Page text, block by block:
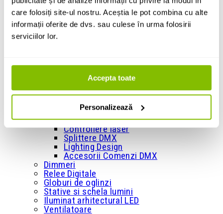
care folosiți site-ul nostru. Aceștia le pot combina cu alte
informații oferite de dvs. sau culese în urma folosirii
serviciilor lor.
Accepta toate
Personalizează
+
Masini de efecte
Masini de spuma
Masini de baloane
Accesorii pentru masini de efecte
Comenzi si controllere
Console si comenzi DMX
Interfete DMX
Wireless si retea DMX
Telecomenzi si diverse controllere
Controllere laser
Splittere DMX
Lighting Design
Accesorii Comenzi DMX
Dimmeri
Relee Digitale
Globuri de oglinzi
Stative si schela lumini
Iluminat arhitectural LED
Ventilatoare